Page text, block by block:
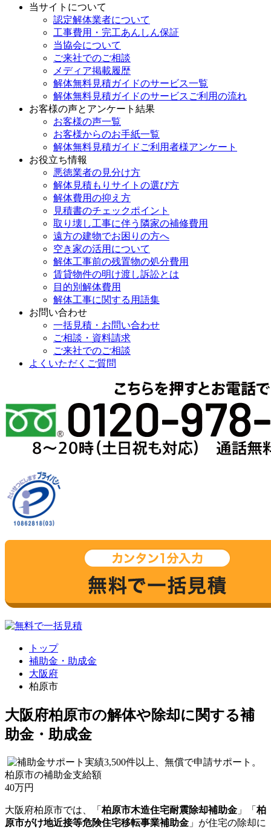
当サイトについて
認定解体業者について
工事費用・完工あんしん保証
当協会について
ご来社でのご相談
メディア掲載履歴
解体無料見積ガイドのサービス一覧
解体無料見積ガイドのサービスご利用の流れ
お客様の声とアンケート結果
お客様の声一覧
お客様からのお手紙一覧
解体無料見積ガイドご利用者様アンケート
お役立ち情報
悪徳業者の見分け方
解体見積もりサイトの選び方
解体費用の抑え方
見積書のチェックポイント
取り壊し工事に伴う隣家の補修費用
遠方の建物でお困りの方へ
空き家の活用について
解体工事前の残置物の処分費用
賃貸物件の明け渡し訴訟とは
目的別解体費用
解体工事に関する用語集
お問い合わせ
一括見積・お問い合わせ
ご相談・資料請求
ご来社でのご相談
よくいただくご質問
トップ
補助金・助成金
大阪府
柏原市
大阪府柏原市の解体や除却に関する補
助金・助成金
柏原市の補助金支給額
40万円
大阪府柏原市では、「柏原市木造住宅耐震除却補助金 」「柏
原市がけ地近接等危険住宅移転事業補助金 」が住宅の除却に